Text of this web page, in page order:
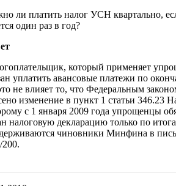
ли платить налог УСН квартально,
один раз в год?
который применяет
уплатить авансовые платежи по
не влияет то, что Федеральным
изменение в пункт 1 статьи 346.23
с 1 января 2009 года упрощенцы
налоговую декларацию только по
чиновники Минфина в
200.